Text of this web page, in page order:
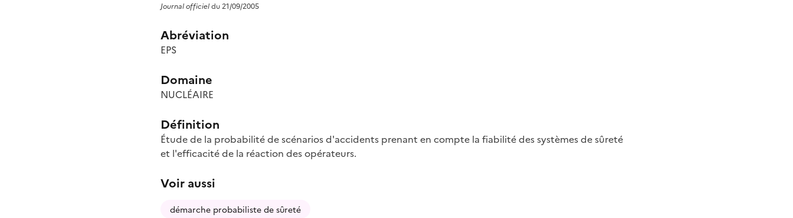
Journal officieldu 21/09/2005
Abréviation
EPS
Domaine
NUCLÉAIRE
Définition
Étude de la probabilité de scénarios d'accidents prenant en compte la fiabilité des systèmes de sûreté
et l'efficacité de la réaction des opérateurs.
Voir aussi
démarche probabiliste de sûreté